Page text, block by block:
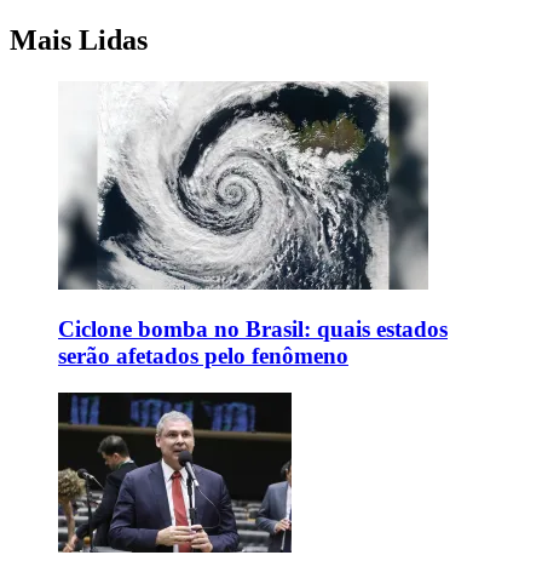
Mais Lidas
Ciclone bomba no Brasil: quais estados
serão afetados pelo fenômeno